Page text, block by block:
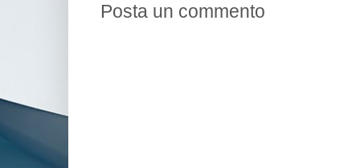
Posta un commento